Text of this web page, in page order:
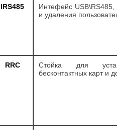
IRS485
Интефейс
и удаления
RRC
Стойка для
бесконтактных карт и